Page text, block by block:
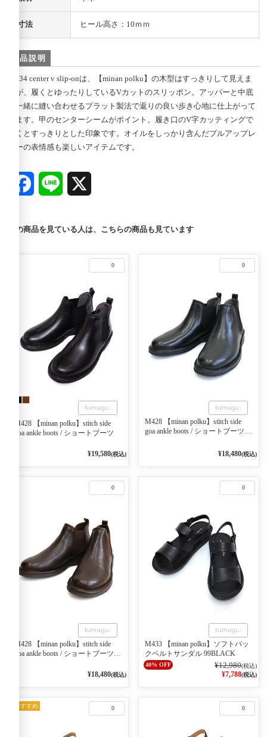
寸法 ヒール高さ：10ｍｍ
商品説明
M434 center v slip-onは、【minan polku】の木型はすっきりして見えま
すが、履くとゆったりしているVカットのスリッポン。アッパーと中底
を一緒に縫い合わせるプラット製法で返りの良い歩き心地に仕上がって
います。甲のセンターシームがポイント。履き口のV字カッティングで
履くとすっきりとした印象です。オイルをしっかり含んだプルアップレ
ザーの表情感も楽しいアイテムです。
FacebookLine
この商品を見ている人は、こちらの商品も見ています
0
M428 【minan polku】stitch side
goa ankle boots / ショートブーツ
¥19,580(税込)
0
M428 【minan polku】stitch side
goa ankle boots / ショートブーツ
¥18,480(税込)
0
M428 【minan polku】stitch side
goa ankle boots / ショートブーツ
¥18,480(税込)
0
40% OFF
M433 【minan polku】ソフトバッ
クベルトサンダル 99BLACK
¥12,980(税込)
¥7,788(税込)
0
おすすめ 0